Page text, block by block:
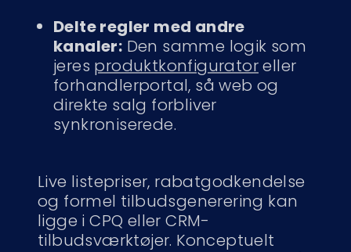
Delte regler med andre
kanaler: Den samme logik som
jeres produktkonfiguratoreller
forhandlerportal, så web og
direkte salg forbliver
synkroniserede.
Live listepriser, rabatgodkendelse
og formel tilbudsgenerering kan
ligge i CPQ eller CRM-
tilbudsværktøjer. Konceptuelt